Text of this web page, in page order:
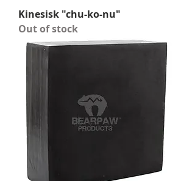
Kinesisk "chu-ko-nu"
Out of stock